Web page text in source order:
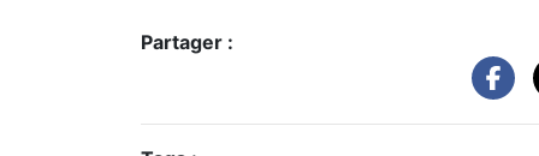
Partager :